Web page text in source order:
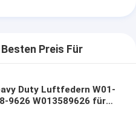
Preis Für
Duty Luftfedern W01-
9626 W013589626 für